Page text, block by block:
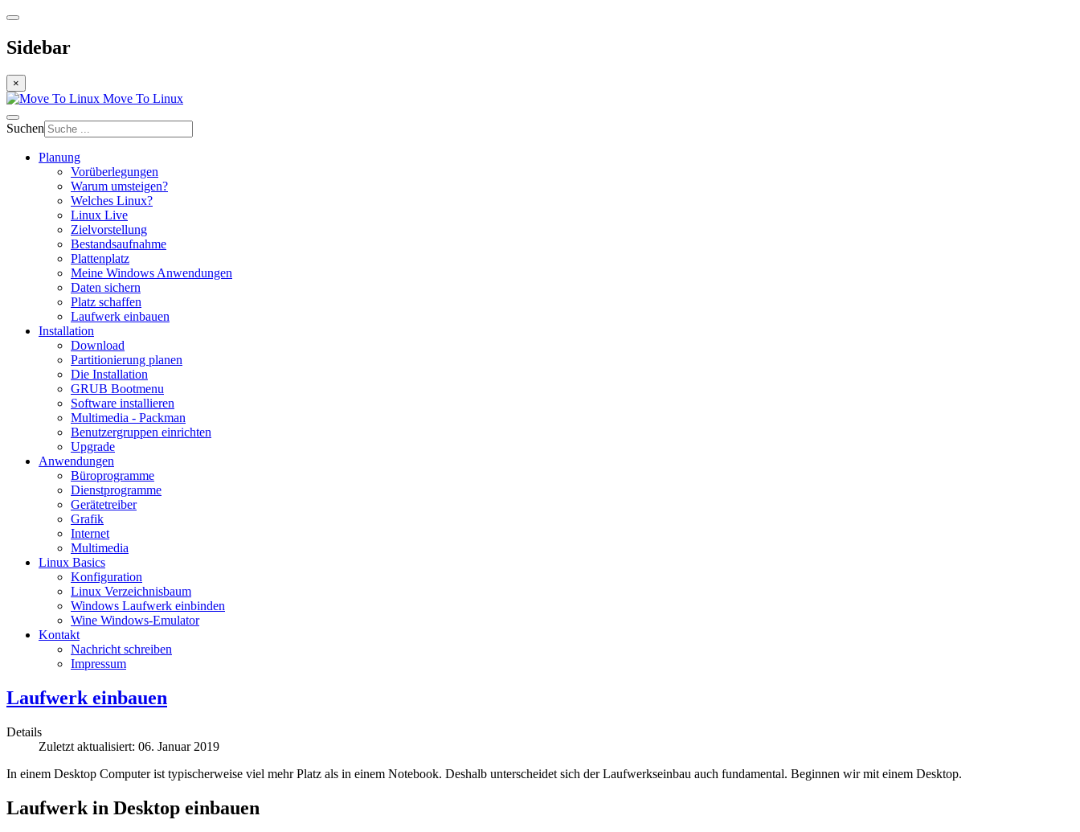
Sidebar
×
Move To Linux
Suchen
Planung
Vorüberlegungen
Warum umsteigen?
Welches Linux?
Linux Live
Zielvorstellung
Bestandsaufnahme
Plattenplatz
Meine Windows Anwendungen
Daten sichern
Platz schaffen
Laufwerk einbauen
Installation
Download
Partitionierung planen
Die Installation
GRUB Bootmenu
Software installieren
Multimedia - Packman
Benutzergruppen einrichten
Upgrade
Anwendungen
Büroprogramme
Dienstprogramme
Gerätetreiber
Grafik
Internet
Multimedia
Linux Basics
Konfiguration
Linux Verzeichnisbaum
Windows Laufwerk einbinden
Wine Windows-Emulator
Kontakt
Nachricht schreiben
Impressum
Laufwerk einbauen
Details
Zuletzt aktualisiert: 06. Januar 2019
In einem Desktop Computer ist typischerweise viel mehr Platz als in einem Notebook. Deshalb unterscheidet sich der Laufwerkseinbau auch fundamental. Beginnen wir mit einem Desktop.
Laufwerk in Desktop einbauen